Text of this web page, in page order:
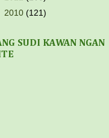
2010 (121)
SUDI KAWAN NGAN